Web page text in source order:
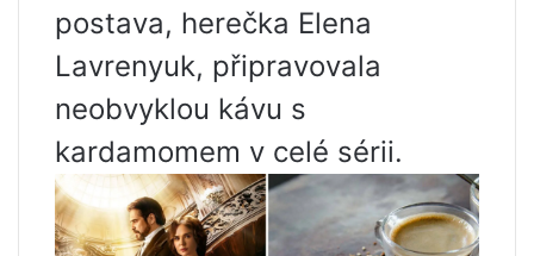
postava, herečka Elena
Lavrenyuk, připravovala
neobvyklou kávu s
kardamomem v celé sérii.